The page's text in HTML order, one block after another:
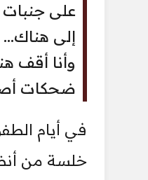
على جنبات
إلى
وأنا أقف
ضحكات
في أيام
خلسة من